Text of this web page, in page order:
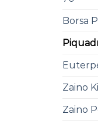
Borsa
Zaino
Zaino